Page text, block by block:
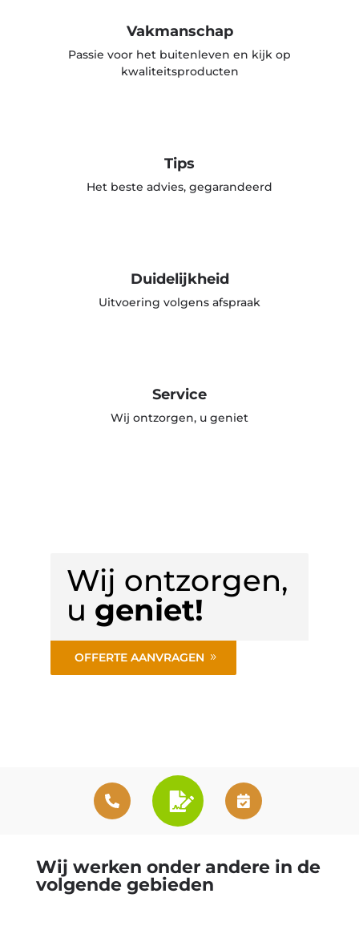
Vakmanschap
Passie voor het buitenleven en kijk op
kwaliteitsproducten
Tips
Het beste advies, gegarandeerd
Duidelijkheid
Uitvoering volgens afspraak
Service
Wij ontzorgen, u geniet
Wij ontzorgen,
u geniet!
OFFERTE AANVRAGEN
Wij werken onder andere in de
volgende gebieden